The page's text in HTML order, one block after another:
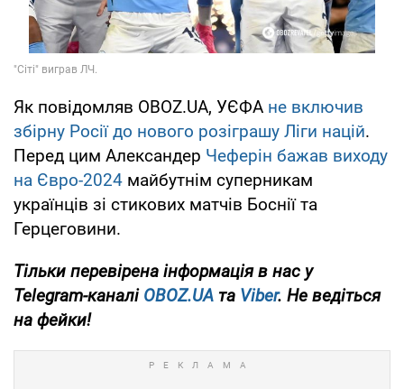
Як повідомляв OBOZ.UA, УЄФА не включив
збірну Росії до нового розіграшу Ліги націй.
Перед цим Александер Чеферін бажав виходу
на Євро-2024 майбутнім суперникам
українців зі стикових матчів Боснії та
Герцеговини.
Тільки перевірена інформація в нас у
Telegram-каналі OBOZ.UA та Viber. Не ведіться
на фейки!